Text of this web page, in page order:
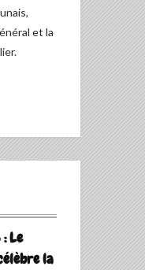
et la
Le
la